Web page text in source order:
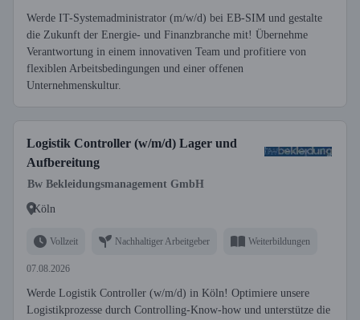
Werde IT-Systemadministrator (m/w/d) bei EB-SIM und gestalte
die Zukunft der Energie- und Finanzbranche mit! Übernehme
Verantwortung in einem innovativen Team und profitiere von
flexiblen Arbeitsbedingungen und einer offenen
Unternehmenskultur.
Logistik Controller (w/m/d) Lager und
Aufbereitung
Bw Bekleidungsmanagement GmbH
Köln
Vollzeit Nachhaltiger Arbeitgeber Weiterbildungen
07.08.2026
Werde Logistik Controller (w/m/d) in Köln! Optimiere unsere
Logistikprozesse durch Controlling-Know-how und unterstütze die